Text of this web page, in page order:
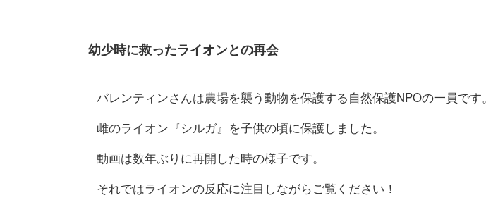
幼少時に救ったライオンとの再会
バレンティンさんは農場を襲う動物を保護する自然保護NPOの一員です。
雌のライオン『シルガ』を子供の頃に保護しました。
動画は数年ぶりに再開した時の様子です。
それではライオンの反応に注目しながらご覧ください！